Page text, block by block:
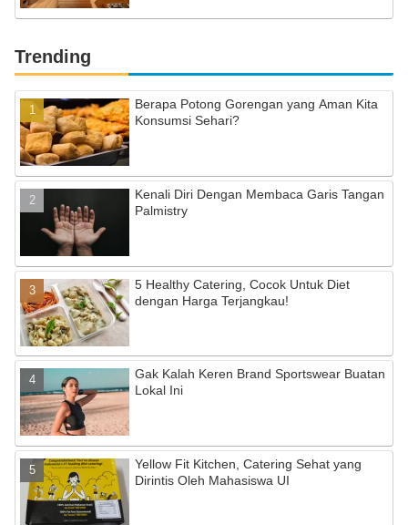
Trending
Berapa Potong Gorengan yang Aman Kita
Konsumsi Sehari?
Kenali Diri Dengan Membaca Garis Tangan
Palmistry
5 Healthy Catering, Cocok Untuk Diet
dengan Harga Terjangkau!
Gak Kalah Keren Brand Sportswear Buatan
Lokal Ini
Yellow Fit Kitchen, Catering Sehat yang
Dirintis Oleh Mahasiswa UI